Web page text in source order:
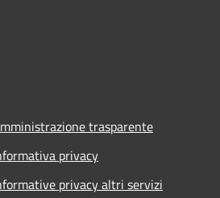
trasparente
privacy
privacy altri servizi